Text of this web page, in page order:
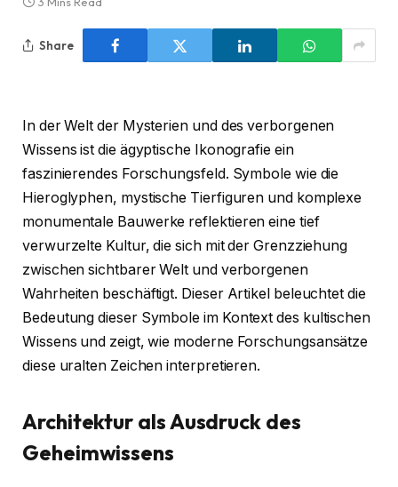
Share
In der Welt der Mysterien und des verborgenen
Wissens ist die ägyptische Ikonografie ein
faszinierendes Forschungsfeld. Symbole wie die
Hieroglyphen, mystische Tierfiguren und komplexe
monumentale Bauwerke reflektieren eine tief
verwurzelte Kultur, die sich mit der Grenzziehung
zwischen sichtbarer Welt und verborgenen
Wahrheiten beschäftigt. Dieser Artikel beleuchtet die
Bedeutung dieser Symbole im Kontext des kultischen
Wissens und zeigt, wie moderne Forschungsansätze
diese uralten Zeichen interpretieren.
Architektur als Ausdruck des
Geheimwissens